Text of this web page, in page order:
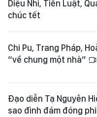
Diệu Nhi, Tiến Luật,
chúc tết
Chi Pu, Trang Pháp,
“về chung một nhà”
Đạo diễn Tạ Nguyên
sao đình đám đóng